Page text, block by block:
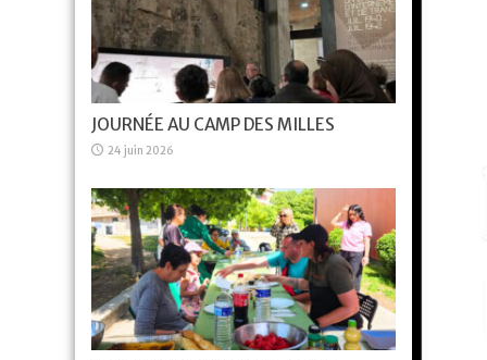
JOURNÉE AU CAMP DES MILLES
24 juin 2026